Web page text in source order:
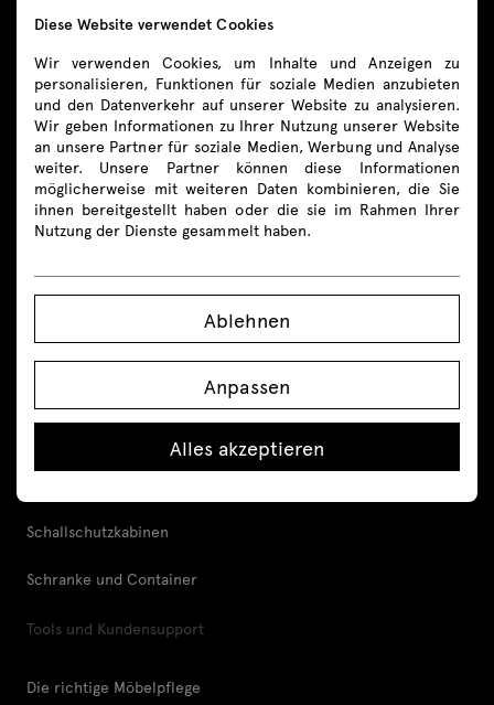
Folgen Sie uns
Produkte
Sitzmöbel
Empfangstheken
Schallschutzkabinen
Schranke und Container
Tools und Kundensupport
Die richtige Möbelpflege
Diese Website verwendet Cookies
Wir verwenden Cookies, um Inhalte und Anzeigen zu
personalisieren, Funktionen für soziale Medien anzubieten
und den Datenverkehr auf unserer Website zu analysieren.
Wir geben Informationen zu Ihrer Nutzung unserer Website
an unsere Partner für soziale Medien, Werbung und Analyse
weiter. Unsere Partner können diese Informationen
möglicherweise mit weiteren Daten kombinieren, die Sie
ihnen bereitgestellt haben oder die sie im Rahmen Ihrer
Nutzung der Dienste gesammelt haben.
Ablehnen
Anpassen
Alles akzeptieren